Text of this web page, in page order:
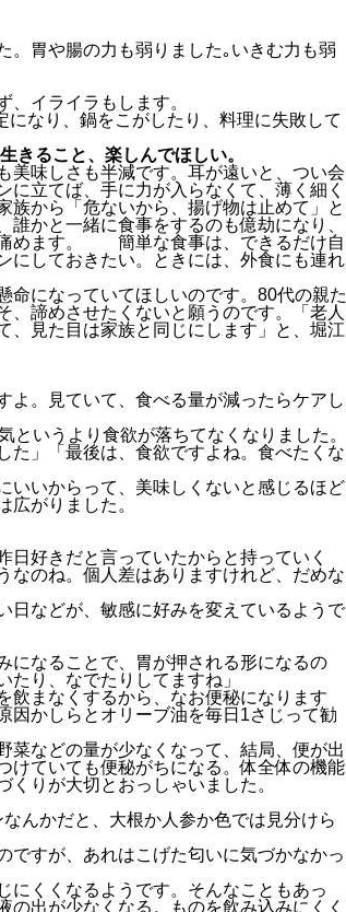
弱りました｡いきむ力も弱
イライラもします。
なり、鍋をこがしたり、料理に失敗して
きること、楽しんでほしい。
美味しさも半減です。耳が遠いと、つい会
立てば、手に力が入らなくて、薄く細く
族から「危ないから、揚げ物は止めて」と
かと一緒に食事をするのも億劫になり、
痛めます。 簡単な食事は、できるだけ自
にしておきたい。ときには、外食にも連れ
命になっていてほしいのです。80代の親た
、諦めさせたくないと願うのです。「老人
、見た目は家族と同じにします」と、堀江
よ。見ていて、食べる量が減ったらケアし
というより食欲が落ちてなくなりました。
た」「最後は、食欲ですよね。食べたくな
いいからって、美味しくないと感じるほど
がりました。
日好きだと言っていたからと持っていく
なのね。個人差はありますけれど、だめな
日などが、敏感に好みを変えているようで
になることで、胃が押される形になるの
り、なでたりしてますね」
飲まなくするから、なお便秘になります
因かしらとオリーブ油を毎日1さじって勧
菜などの量が少なくなって、結局、便が出
けていても便秘がちになる。体全体の機能
りが大切とおっしゃいました。
んかだと、大根か人参か色では見分けら
ですが、あれはこげた匂いに気づかなかっ
にくくなるようです。そんなこともあっ
出が少なくなる。ものを飲み込みにくく